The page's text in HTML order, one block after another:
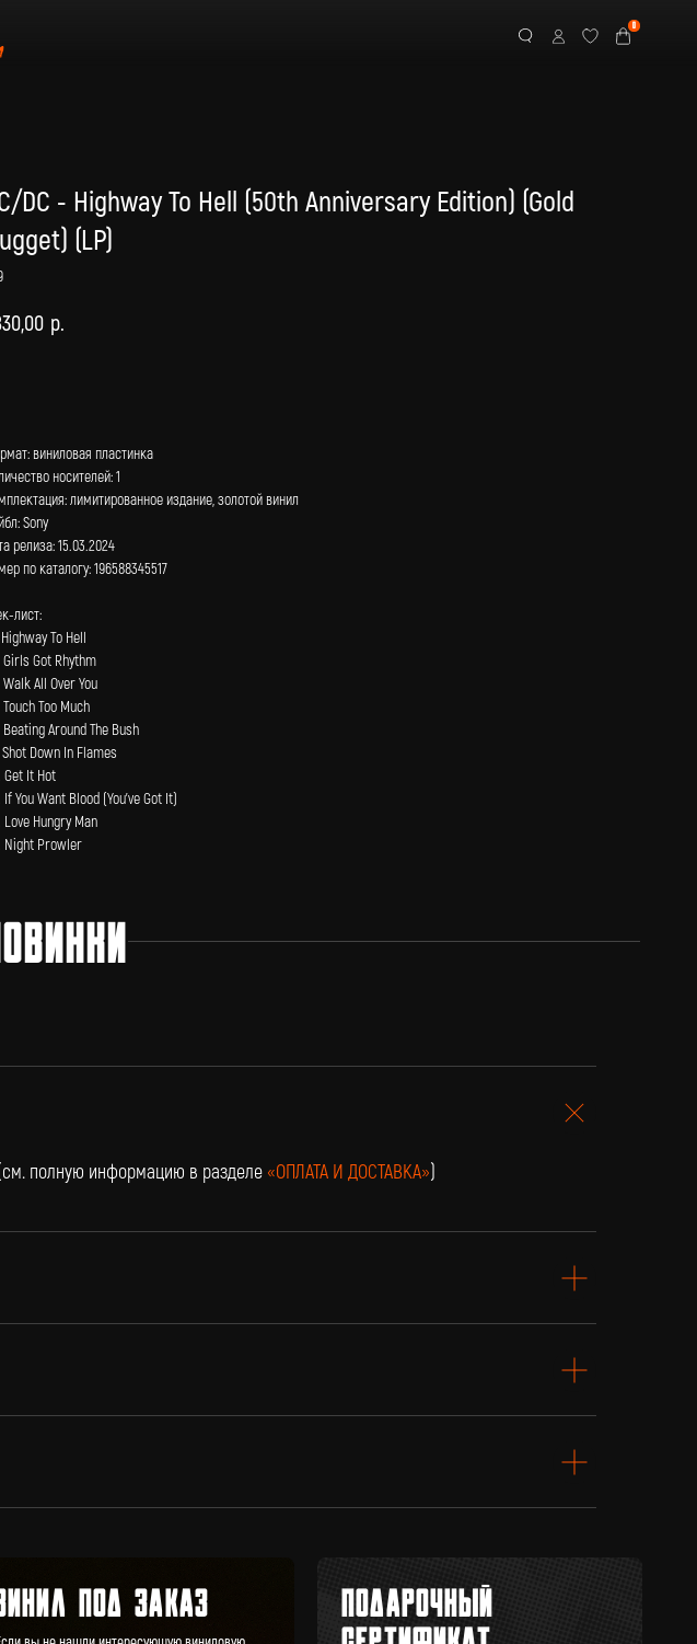
DC - Highway To Hell (50th Anniversary Edition) (Gold
(LP)
р.
виниловая пластинка
носителей: 1
лимитированное издание, золотой винил
Sony
релиза: 15.03.2024
по каталогу: 196588345517
лист:
To Hell
Girls Got Rhythm
All Over You
Too Much
Beating Around The Bush
Shot Down In Flames
Get It Hot
If You Want Blood (You've Got It)
Love Hungry Man
Night Prowler
полную информацию в разделе «ОПЛАТА И ДОСТАВКА»)